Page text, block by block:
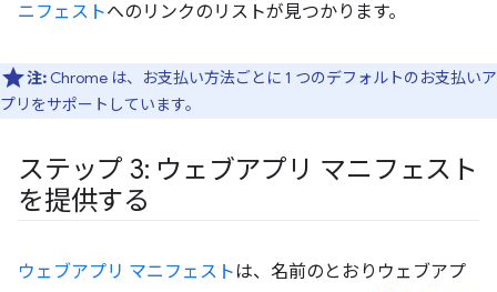
ニフェストへのリンクのリストが見つかります。
注: Chrome は、お支払い方法ごとに 1 つのデフォルトのお支払いア
プリをサポートしています。
ステップ 3: ウェブアプリ マニフェスト
を提供する
ウェブアプリ マニフェストは、名前のとおりウェブアプ